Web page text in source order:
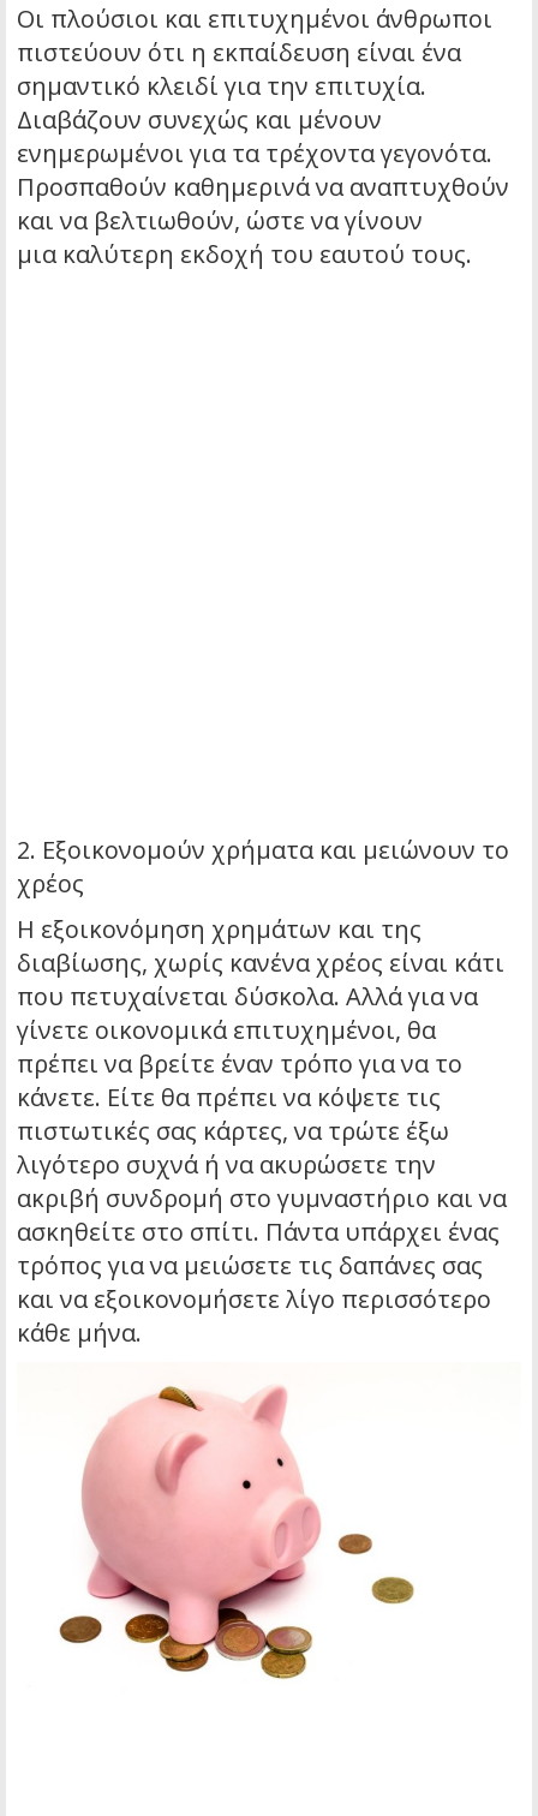
Οι πλούσιοι και επιτυχημένοι άνθρωποι
πιστεύουν ότι η εκπαίδευση είναι ένα
σημαντικό κλειδί για την επιτυχία.
Διαβάζουν συνεχώς και μένουν
ενημερωμένοι για τα τρέχοντα γεγονότα.
Προσπαθούν καθημερινά να αναπτυχθούν
και να βελτιωθούν, ώστε να γίνουν
μια καλύτερη εκδοχή του εαυτού τους.
2. Εξοικονομούν χρήματα και μειώνουν το
χρέος
Η εξοικονόμηση χρημάτων και της
διαβίωσης, χωρίς κανένα χρέος είναι κάτι
που πετυχαίνεται δύσκολα. Αλλά για να
γίνετε οικονομικά επιτυχημένοι, θα
πρέπει να βρείτε έναν τρόπο για να το
κάνετε. Είτε θα πρέπει να κόψετε τις
πιστωτικές σας κάρτες, να τρώτε έξω
λιγότερο συχνά ή να ακυρώσετε την
ακριβή συνδρομή στο γυμναστήριο και να
ασκηθείτε στο σπίτι. Πάντα υπάρχει ένας
τρόπος για να μειώσετε τις δαπάνες σας
και να εξοικονομήσετε λίγο περισσότερο
κάθε μήνα.